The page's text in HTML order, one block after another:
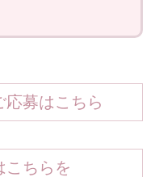
募はこちら
こちらを